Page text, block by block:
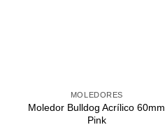
MOLEDORES
Moledor Bulldog Acrílico 60mm
Pink